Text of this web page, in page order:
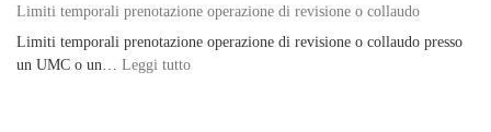
Limiti temporali prenotazione operazione di revisione o collaudo
Limiti temporali prenotazione operazione di revisione o collaudo presso
un UMC o un… Leggi tutto: Limiti temporali prenotazione operazione di